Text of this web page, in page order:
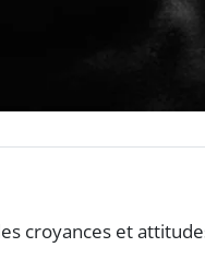
croyances et